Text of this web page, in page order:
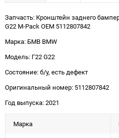
Запчасть: Кронштейн заднего
G22 M-Pack OEM 5112807842
Марка: БМВ BMW
Модель: Г22 G22
Состояние: б/у, есть дефект
Оригинальный номер: 5112807842
Год выпуска: 2021
Марка